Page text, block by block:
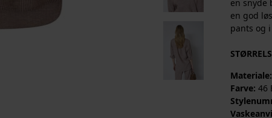
en snyde
en god
pants og
Materiale:
Farve: 46